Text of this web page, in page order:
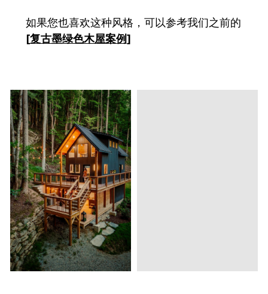
如果您也喜欢这种风格，可以参考我们之前的
[复古墨绿色木屋案例]